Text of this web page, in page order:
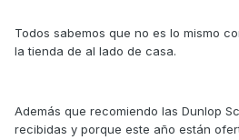
Todos sabemos que no es lo mismo
la tienda de al lado de casa.
Además que recomiendo las Dunlop
recibidas y porque este año están